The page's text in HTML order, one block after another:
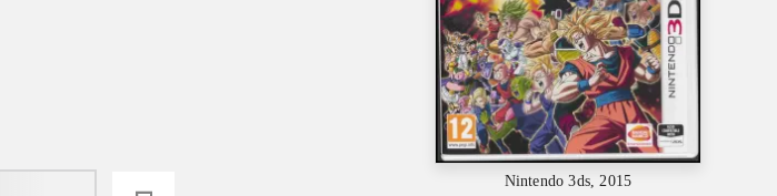
Nintendo 3ds, 2015